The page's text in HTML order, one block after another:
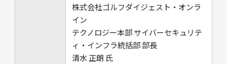
株式会社ゴルフダイジェスト・オンラ
イン
テクノロジー本部 サイバーセキュリテ
ィ・インフラ統括部 部長
清水 正朗 氏